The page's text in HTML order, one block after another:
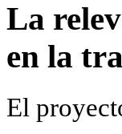
La
en la
El